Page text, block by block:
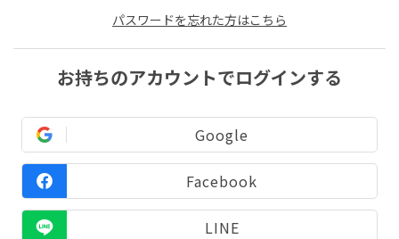
パスワードを忘れた方はこちら
お持ちのアカウントでログインする
Google
Facebook
LINE